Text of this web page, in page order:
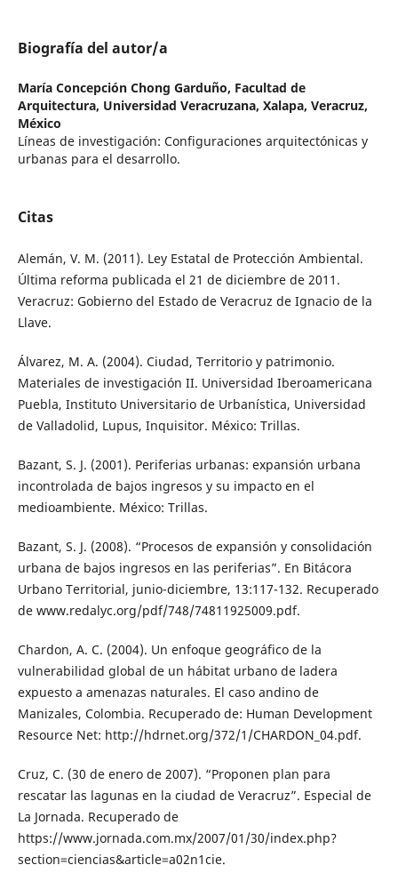
Biografía del autor/a
María Concepción Chong Garduño, Facultad de
Arquitectura, Universidad Veracruzana, Xalapa, Veracruz,
México
Líneas de investigación: Configuraciones arquitectónicas y
urbanas para el desarrollo.
Citas
Alemán, V. M. (2011). Ley Estatal de Protección Ambiental.
Última reforma publicada el 21 de diciembre de 2011.
Veracruz: Gobierno del Estado de Veracruz de Ignacio de la
Llave.
Álvarez, M. A. (2004). Ciudad, Territorio y patrimonio.
Materiales de investigación II. Universidad Iberoamericana
Puebla, Instituto Universitario de Urbanística, Universidad
de Valladolid, Lupus, Inquisitor. México: Trillas.
Bazant, S. J. (2001). Periferias urbanas: expansión urbana
incontrolada de bajos ingresos y su impacto en el
medioambiente. México: Trillas.
Bazant, S. J. (2008). “Procesos de expansión y consolidación
urbana de bajos ingresos en las periferias”. En Bitácora
Urbano Territorial, junio-diciembre, 13:117-132. Recuperado
de www.redalyc.org/pdf/748/74811925009.pdf.
Chardon, A. C. (2004). Un enfoque geográfico de la
vulnerabilidad global de un hábitat urbano de ladera
expuesto a amenazas naturales. El caso andino de
Manizales, Colombia. Recuperado de: Human Development
Resource Net: http://hdrnet.org/372/1/CHARDON_04.pdf.
Cruz, C. (30 de enero de 2007). “Proponen plan para
rescatar las lagunas en la ciudad de Veracruz”. Especial de
La Jornada. Recuperado de
https://www.jornada.com.mx/2007/01/30/index.php?
section=ciencias&article=a02n1cie.